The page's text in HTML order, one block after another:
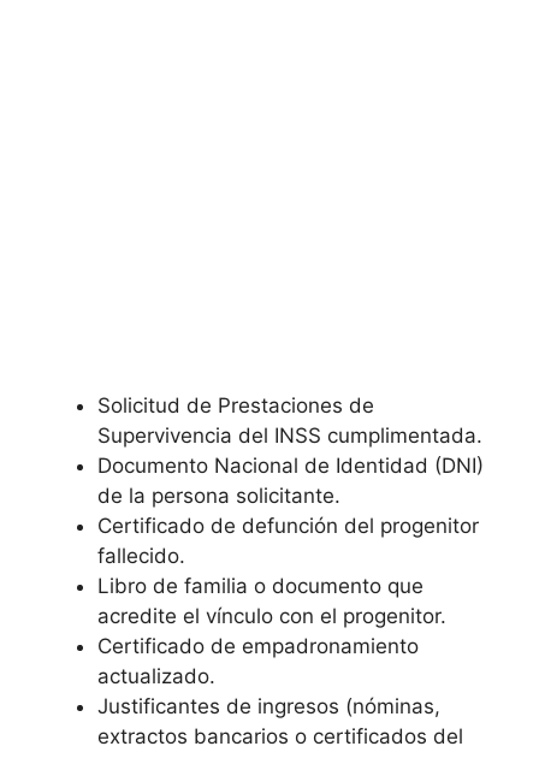
Solicitud de Prestaciones de
Supervivencia del INSS cumplimentada.
Documento Nacional de Identidad (DNI)
de la persona solicitante.
Certificado de defunción del progenitor
fallecido.
Libro de familia o documento que
acredite el vínculo con el progenitor.
Certificado de empadronamiento
actualizado.
Justificantes de ingresos (nóminas,
extractos bancarios o certificados del